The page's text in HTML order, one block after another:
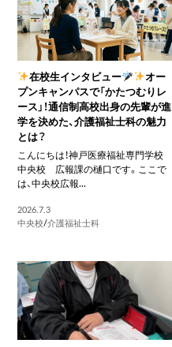
在校生インタビュー
オー
プンキャンパスで「かたつむりレ
ース」！通信制高校出身の先輩が進
学を決めた、介護福祉士科の魅力
とは？
こんにちは！神戸医療福祉専門学校
中央校 広報課の樋口です。ここで
は、中央校広報...
2026.7.3
中央校/介護福祉士科